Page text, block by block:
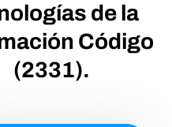
de la
Código
(2331).